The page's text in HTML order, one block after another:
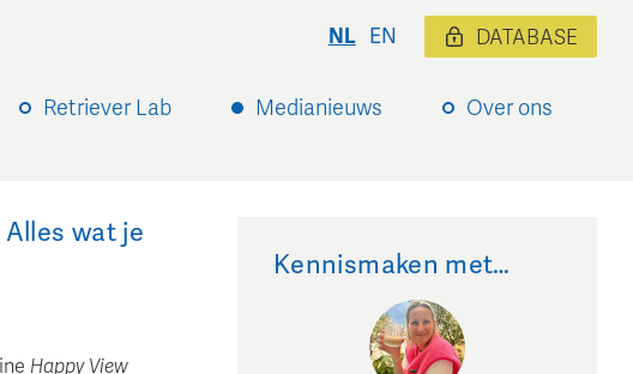
Retriever Lab Medianieuws Over ons
NL EN DATABASE
Alles wat je
Happy View
Kennismaken met…